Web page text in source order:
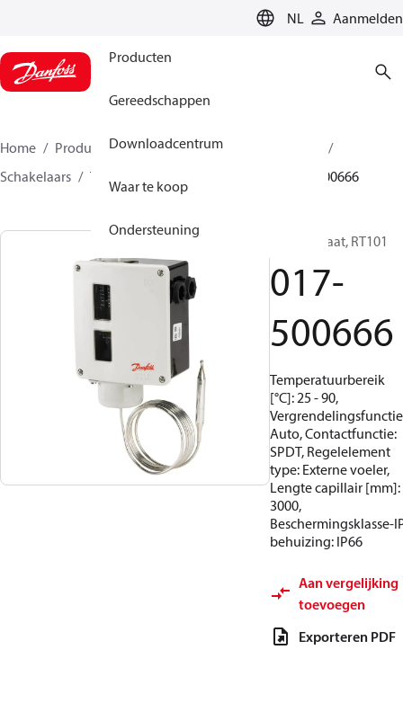
NL Aanmelden
Producten
Gereedschappen
Downloadcentrum
Waar te koop
Ondersteuning
Home Producten
Climate Solutions voor cooling
Schakelaars
Temperatuurschakelaars 017-500666
Thermostaat, RT101
017-
500666
Temperatuurbereik
[°C]: 25 - 90,
Auto, Contactfunctie:
SPDT, Regelelement
type: Externe voeler,
Lengte capillair [mm]:
3000,
Beschermingsklasse-
behuizing: IP66
Aan vergelijking
toevoegen
Exporteren PDF